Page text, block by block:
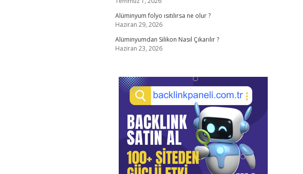
Alüminyum folyo ısıtılırsa ne olur ?
Haziran 29, 2026
Alüminyumdan Silikon Nasıl Çıkarılır ?
Haziran 23, 2026